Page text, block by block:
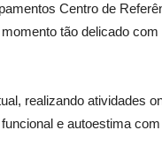
Centro de
tão delicado com
realizando atividades
e autoestima com